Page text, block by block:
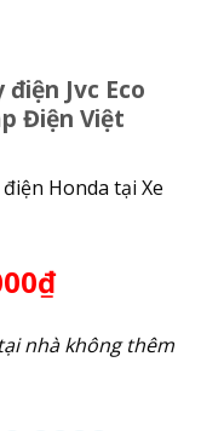
Jvc Eco
Điện Việt
Honda tại Xe
nhà không thêm